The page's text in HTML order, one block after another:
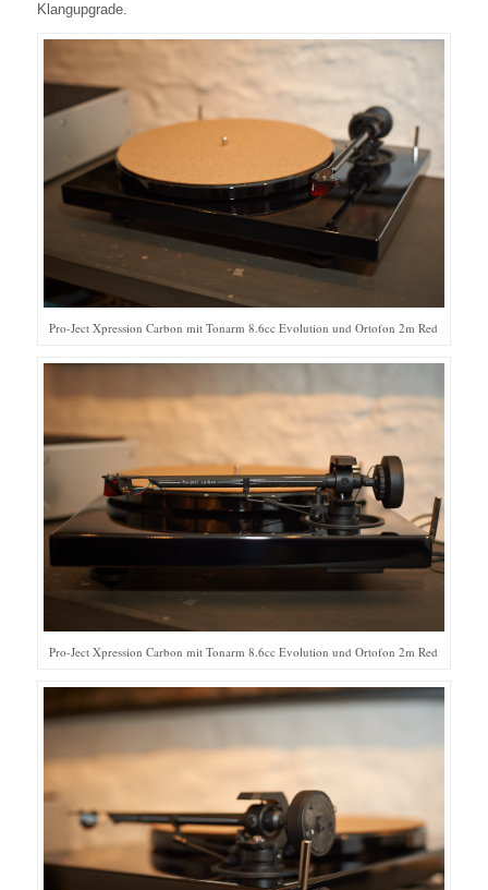
Klangupgrade.
Pro-Ject Xpression Carbon mit Tonarm 8.6cc Evolution und Ortofon 2m Red
Pro-Ject Xpression Carbon mit Tonarm 8.6cc Evolution und Ortofon 2m Red